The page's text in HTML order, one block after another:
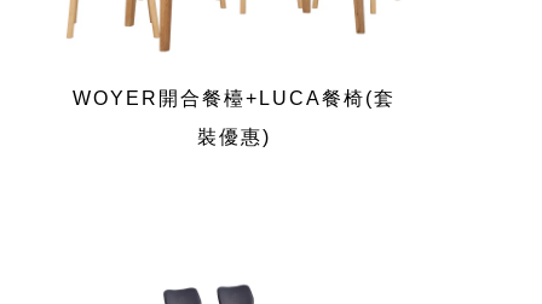
WOYER開合餐檯+LUCA餐椅(套
裝優惠)